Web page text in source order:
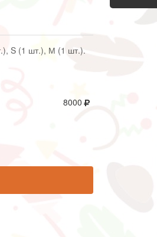
S (1 шт.), М (1 шт.).
8000